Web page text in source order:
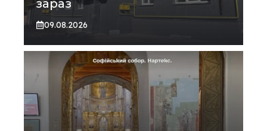
зараз
09.08.2026